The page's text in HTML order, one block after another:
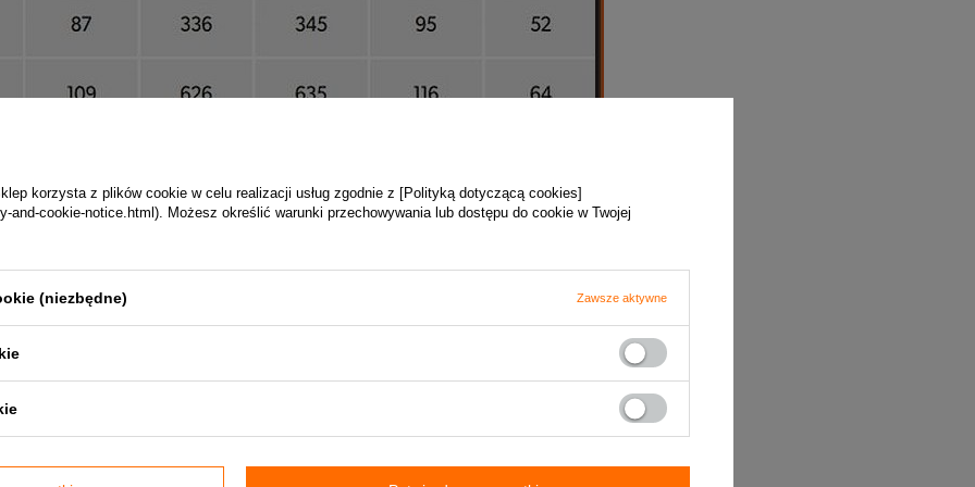
biały , kanał z blachy ocynkowanej
korzysta z plików cookie w celu realizacji usług zgodnie z [Polityką dotyczącą cookies]
and-cookie-notice.html). Możesz określić warunki przechowywania lub dostępu do cookie w Twojej
(niezbędne) Zawsze aktywne